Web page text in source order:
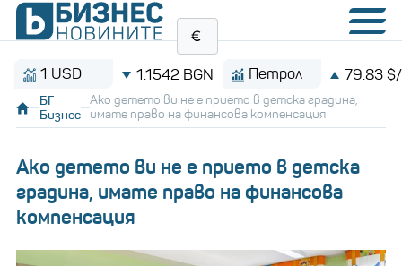
USD 1.1542 BGN Петрол 79.83 $/барел
БГ
Бизнес
Ако детето ви не е прието в детска градина,
имате право на финансова компенсация
Ако детето ви не е прието в детска
градина, имате право на финансова
компенсация